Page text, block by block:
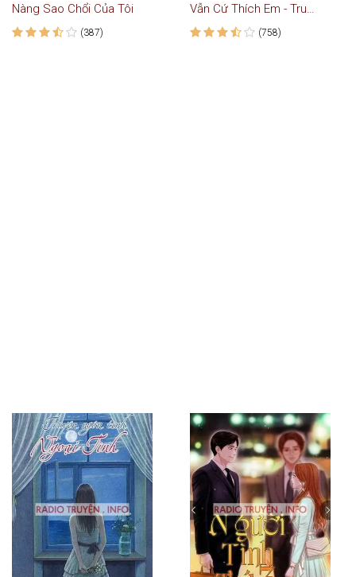
Nàng Sao Chổi Của Tôi
(387)
Vẫn Cứ Thích Em - Truyện Ngôn Tình
(758)